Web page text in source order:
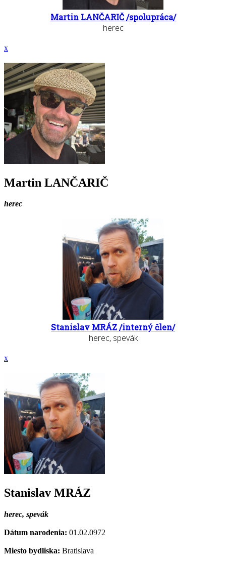
Martin LANČARIČ /spolupráca/
herec
x
Martin LANČARIČ
herec
Stanislav MRÁZ /interný člen/
herec, spevák
x
Stanislav MRÁZ
herec, spevák
Dátum narodenia: 01.02.0972
Miesto bydliska: Bratislava